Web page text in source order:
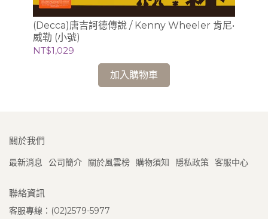
(Decca)唐吉訶德傳說 / Kenny Wheeler 肯尼•
威勒 (小號)
NT$1,029
加入購物車
關於我們
最新消息 公司簡介 關於風雲榜 購物須知 隱私政策 客服中心
聯絡資訊
客服專線：(02)2579-5977